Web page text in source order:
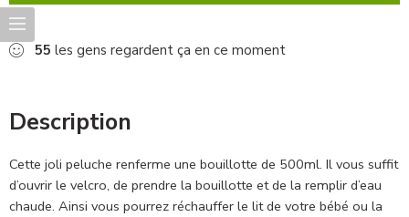
55 les gens regardent ça en ce moment
Description
Cette joli peluche renferme une bouillotte de 500ml. Il vous suffit
d’ouvrir le velcro, de prendre la bouillotte et de la remplir d’eau
chaude. Ainsi vous pourrez réchauffer le lit de votre bébé ou la